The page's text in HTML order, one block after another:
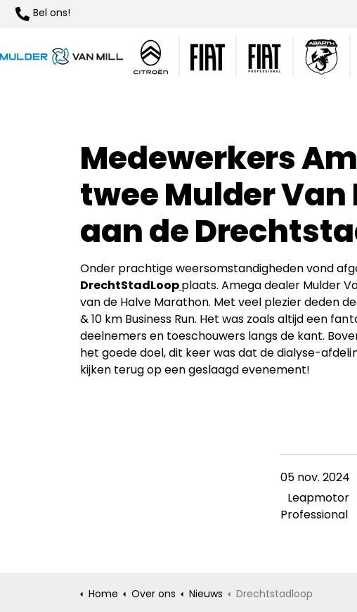
Bel ons!
Medewerkers
twee Mulder
aan de
Onder prachtige weersomstandigheden vond
DrechtStadLoopplaats. Amega dealer Mulder
van de Halve Marathon. Met veel plezier deden
& 10 km Business Run. Het was zoals altijd een
deelnemers en toeschouwers langs de kant.
het goede doel, dit keer was dat de dialyse-
kijken terug op een geslaagd evenement!
05 nov. 2024
Leapmotor
Professional
Home Over ons Nieuws Drechtstadloop